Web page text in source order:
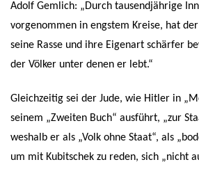
Adolf Gemlich: „Durch tausendjährige
vorgenommen in engstem Kreise, hat
seine Rasse und ihre Eigenart schärfer
der Völker unter denen er lebt.“
Gleichzeitig sei der Jude, wie Hitler in
seinem „Zweiten Buch“ ausführt, „zur
weshalb er als „Volk ohne Staat“, als
um mit Kubitschek zu reden, sich „nicht